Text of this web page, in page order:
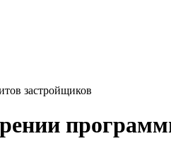
застройщиков